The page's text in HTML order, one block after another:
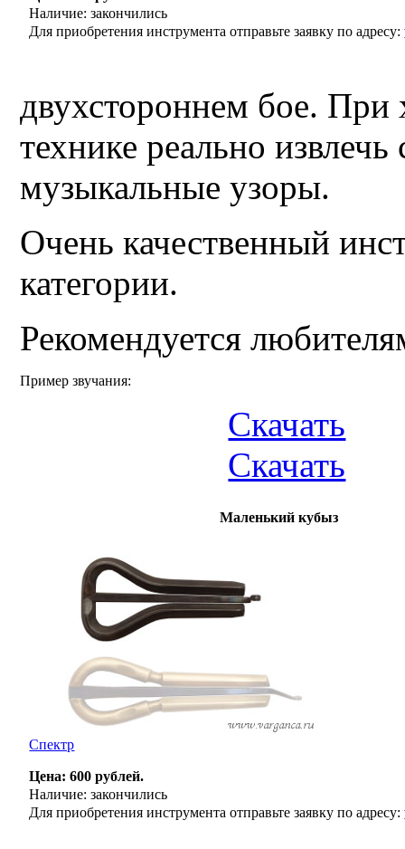
Наличие: закончились
Для приобретения инструмента отправьте заявку по адресу:
двухстороннем бое.
технике реально
музыкальные узоры.
Очень качественный
категории.
Рекомендуется
Пример звучания:
Скачать
Скачать
Маленький кубыз
Спектр
Цена: 600 рублей.
Наличие: закончились
Для приобретения инструмента отправьте заявку по адресу: